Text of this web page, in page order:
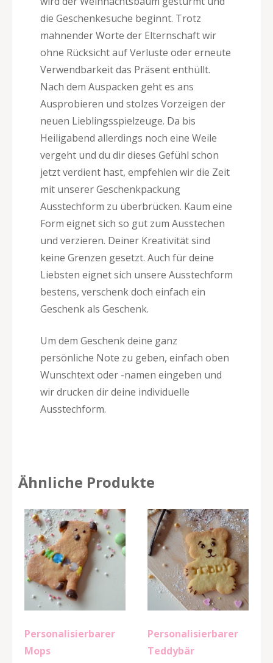
die Geschenkesuche beginnt. Trotz
mahnender Worte der Elternschaft wir
ohne Rücksicht auf Verluste oder erneute
Verwendbarkeit das Präsent enthüllt.
Nach dem Auspacken geht es ans
Ausprobieren und stolzes Vorzeigen der
neuen Lieblingsspielzeuge. Da bis
Heiligabend allerdings noch eine Weile
vergeht und du dir dieses Gefühl schon
jetzt verdient hast, empfehlen wir die Zeit
mit unserer Geschenkpackung
Ausstechform zu überbrücken. Kaum eine
Form eignet sich so gut zum Ausstechen
und verzieren. Deiner Kreativität sind
keine Grenzen gesetzt. Auch für deine
Liebsten eignet sich unsere Ausstechform
bestens, verschenk doch einfach ein
Geschenk als Geschenk.
Um dem Geschenk deine ganz
persönliche Note zu geben, einfach oben
Wunschtext oder -namen eingeben und
wir drucken dir deine individuelle
Ausstechform.
Ähnliche Produkte
Personalisierbarer
Mops
Personalisierbarer
Teddybär